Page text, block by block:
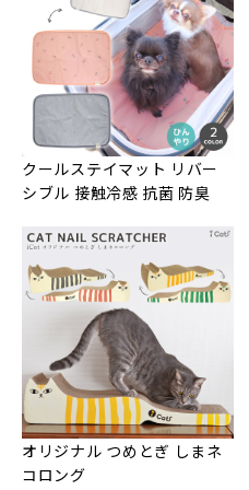
クールステイマット リバー
シブル 接触冷感 抗菌 防臭
オリジナル つめとぎ しまネ
コロング